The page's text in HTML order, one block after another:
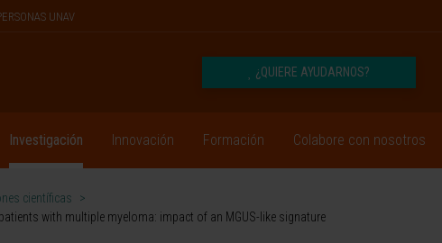
UNAV
¿QUIERE AYUDARNOS?
Investigación Innovación Formación Colabore con nosotros
científicas
>
with multiple myeloma: impact of an MGUS-like signature